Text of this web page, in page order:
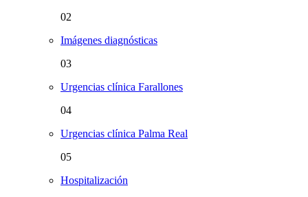
02
Imágenes diagnósticas
03
Urgencias clínica Farallones
04
Urgencias clínica Palma Real
05
Hospitalización